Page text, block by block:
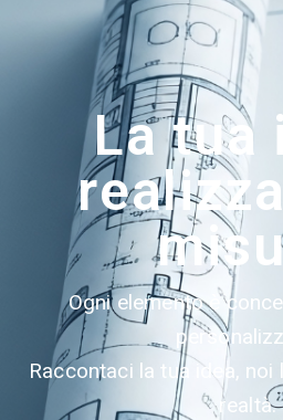
La tua
Ogni elemento è
Raccontaci la tua idea,
realtà.